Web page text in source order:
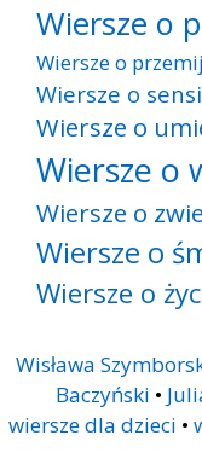
Wiersze o
Wiersze o
Wiersze o
Wiersze o
Wiersze o
Wiersze o
Wiersze o
Wiersze o
Wisława
Baczyński •
wiersze dla dzieci •